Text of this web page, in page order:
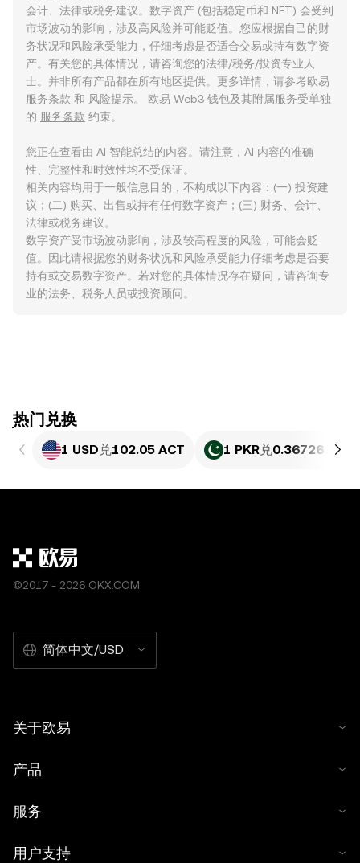
会计、法律或税务建议。数字资产 (包括稳定币和 NFT) 会受到
市场波动的影响，涉及高风险并可能贬值。您应根据自己的财
务状况和风险承受能力，仔细考虑是否适合交易或持有数字资
产。有关您的具体情况，请咨询您的法律/税务/投资专业人
士。并非所有产品都在所有地区提供。更多详情，请参考欧易
服务条款 和 风险提示。 欧易 Web3 钱包及其附属服务受单独
的 服务条款 约束。
您正在查看由 AI 智能总结的内容。请注意，AI 内容的准确
性、完整性和时效性均不受保证。
相关内容均用于一般信息目的，不构成以下内容：(一) 投资建
议；(二) 购买、出售或持有任何数字资产；(三) 财务、会计、
法律或税务建议。
数字资产受市场波动影响，涉及较高程度的风险，可能会贬
值。因此请根据您的财务状况和风险承受能力仔细考虑是否要
持有或交易数字资产。若对您的具体情况存在疑问，请咨询专
业的法务、税务人员或投资顾问。
ִִִִִִִִִִִִִִִִִִִִִִִִִִִִִִִִִִִִִִִִִִִִִִִִ热门兑换
1 USD 兑102.05 ACT 1 PKR兑0.36726 ACT
©2017 - 2026 OKX.COM
简体中文/USD
关于欧易
产品
服务
用户支持